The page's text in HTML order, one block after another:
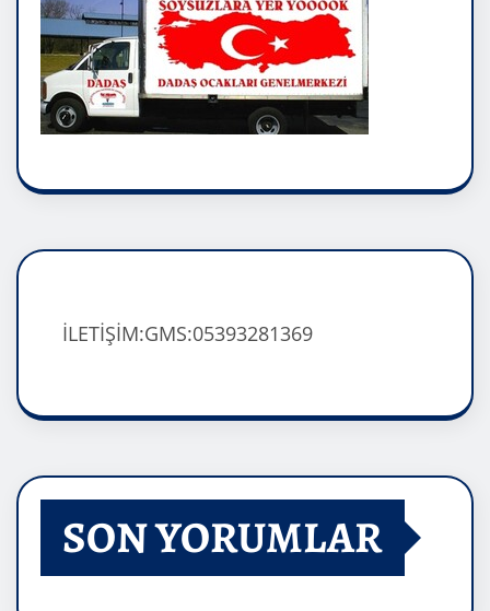
İLETİŞİM:GMS:05393281369
SON YORUMLAR